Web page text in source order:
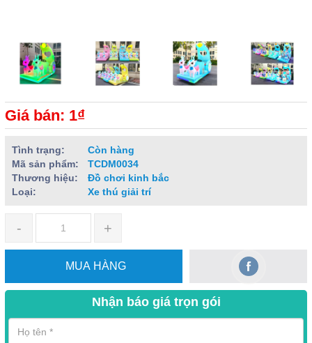
Giá bán: 1₫
Tình trạng:
Còn hàng
Mã sản phẩm:
TCDM0034
Thương hiệu:
Đồ chơi kinh bắc
Loại:
Xe thú giải trí
- +
MUA HÀNG
Nhận báo giá trọn gói